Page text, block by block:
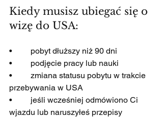
Kiedy musisz ubiegać się o
wizę do USA:
•         pobyt dłuższy niż 90 dni
•         podjęcie pracy lub nauki
•         zmiana statusu pobytu w trakcie
przebywania w USA
•         jeśli wcześniej odmówiono Ci
wjazdu lub naruszyłeś przepisy